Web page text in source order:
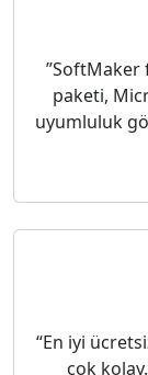
”SoftMaker
paketi,
uyumluluk
“En iyi
çok